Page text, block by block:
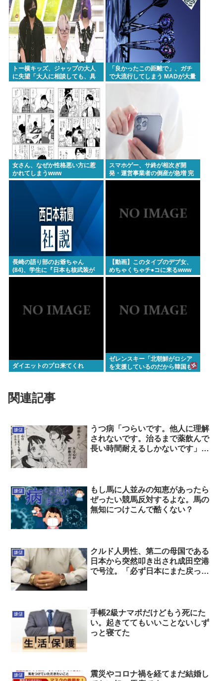
トー横キッズ、ジャップの大人
に失望「大人に相談しても、具
的に傷つく。福祉は自由が奪わ
れる」
「良かったこの距離で」、ガチ
で大流行してしまう MADが大量
に作られる事態へwww
女さん、なぜか性格悪い方に惹
かれてしまうwww
スマホゲー、サ終が相次ぎ開
発・運営事業者の倒産が急増 完
全にオワコンか
長崎の語り部のお爺ちゃん
(84)、学生に『日本も核武装が
必要』と言われびっくり
【動画】このタイプのデブ女、
めちゃくちゃチ●コに来るwww
ダイエットのプロ来てくれ
ゼレンスキー「北朝鮮がロシア
を支援しているのだから韓国も
関連記事
嫌儲
うつ病「つらいです。他人に理解
されないです。治るまで薬飲んで
長い時間耐えるしかないです」ど
嫌儲
もし馬に人並みの知恵があったら
ぜったい競馬反対するよな。馬の
無知につけこんで酷くない？
嫌儲
クルド人男性、第二の母国である
日本から突然叩き出され成田空港
で号泣。「必ず日本にまた戻って
嫌儲
手帳2級ナマポだけどもう死にた
い。起きててもいいことないしず
っと寝てた
嫌儲
震災やコロナ禍を経てまだ結婚し